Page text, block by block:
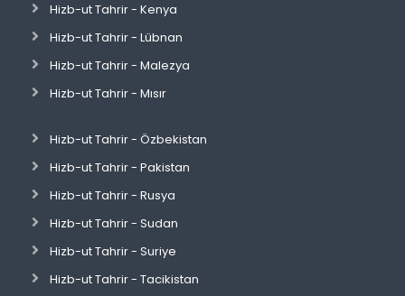
Hizb-ut Tahrir - Kenya
Hizb-ut Tahrir - Lübnan
Hizb-ut Tahrir - Malezya
Hizb-ut Tahrir - Mısır
Hizb-ut Tahrir - Özbekistan
Hizb-ut Tahrir - Pakistan
Hizb-ut Tahrir - Rusya
Hizb-ut Tahrir - Sudan
Hizb-ut Tahrir - Suriye
Hizb-ut Tahrir - Tacikistan